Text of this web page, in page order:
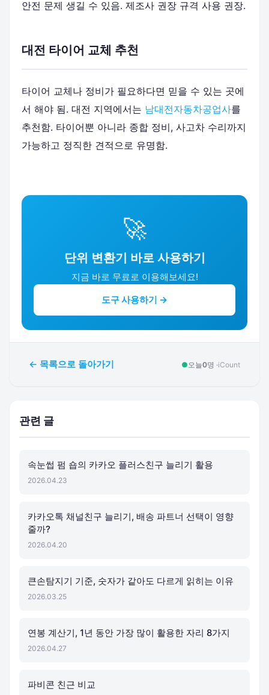
안전 문제 생길 수 있음. 제조사 권장 규격 사용 권장.
대전 타이어 교체 추천
타이어 교체나 정비가 필요하다면 믿을 수 있는 곳에
서 해야 됨. 대전 지역에서는 남대전자동차공업사를
추천함. 타이어뿐 아니라 종합 정비, 사고차 수리까지
가능하고 정직한 견적으로 유명함.
🚀
단위 변환기 바로 사용하기
지금 바로 무료로 이용해보세요!
도구 사용하기 →
← 목록으로 돌아가기 ● 오늘0명 ·iCount
관련 글
속눈썹 펌 숍의 카카오 플러스친구 늘리기 활용
2026.04.23
카카오톡 채널친구 늘리기, 배송 파트너 선택이 영향
줄까?
2026.04.20
큰손탐지기 기준, 숫자가 같아도 다르게 읽히는 이유
2026.03.25
연봉 계산기, 1년 동안 가장 많이 활용한 자리 8가지
2026.04.27
파비콘 친근 비교